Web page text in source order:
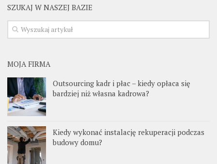
SZUKAJ W NASZEJ BAZIE
MOJA FIRMA
Outsourcing kadr i płac – kiedy opłaca się
bardziej niż własna kadrowa?
Kiedy wykonać instalację rekuperacji podczas
budowy domu?